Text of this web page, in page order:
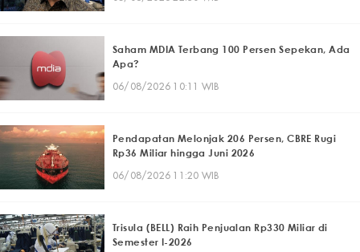
Saham MDIA Terbang 100 Persen Sepekan, Ada
Apa?
06/08/2026 10:11 WIB
Pendapatan Melonjak 206 Persen, CBRE Rugi
Rp36 Miliar hingga Juni 2026
06/08/2026 11:20 WIB
Trisula (BELL) Raih Penjualan Rp330 Miliar di
Semester I-2026